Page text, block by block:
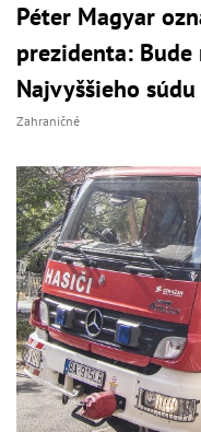
Péter Magyar
prezidenta:
Najvyššieho súdu
Zahraničné